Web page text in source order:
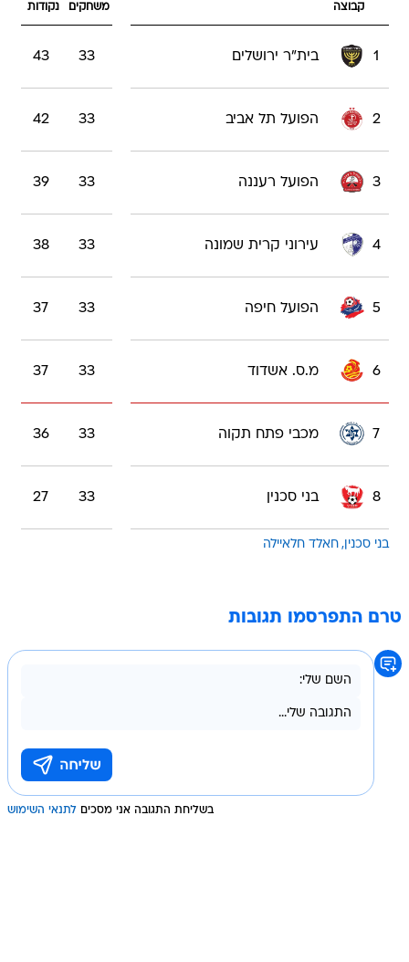
קבוצה משחקים נקודות
1 בית"ר ירושלים 33
43
2 הפועל תל אביב 33
42
3 הפועל רעננה 33
39
4 עירוני קרית שמונה 33
38
5 הפועל חיפה 33
37
6 מ.ס. אשדוד 33
37
7 מכבי פתח תקוה 33
36
8 בני סכנין 33
27
בני סכנין חאלד חלאיילה
טרם התפרסמו תגובות
בשליחת התגובה אני מסכים לתנאי השימוש